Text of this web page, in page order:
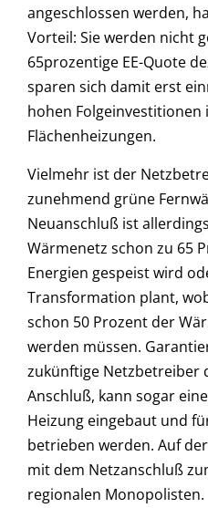
angeschlossen werden,
Vorteil: Sie werden nicht
65prozentige EE-Quote
sparen sich damit erst
hohen Folgeinvestitionen
Flächenheizungen.
Vielmehr ist der
zunehmend grüne
Neuanschluß ist
Wärmenetz schon zu 65
Energien gespeist wird
Transformation plant,
schon 50 Prozent der
werden müssen.
zukünftige Netzbetreiber
Anschluß, kann sogar
Heizung eingebaut und
betrieben werden. Auf
mit dem Netzanschluß
regionalen Monopolisten.